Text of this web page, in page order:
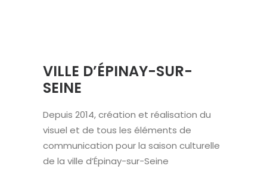
VILLE D’ÉPINAY-SUR-
SEINE
Depuis 2014, création et réalisation du
visuel et de tous les éléments de
communication pour la saison culturelle
de la ville d’Épinay-sur-Seine